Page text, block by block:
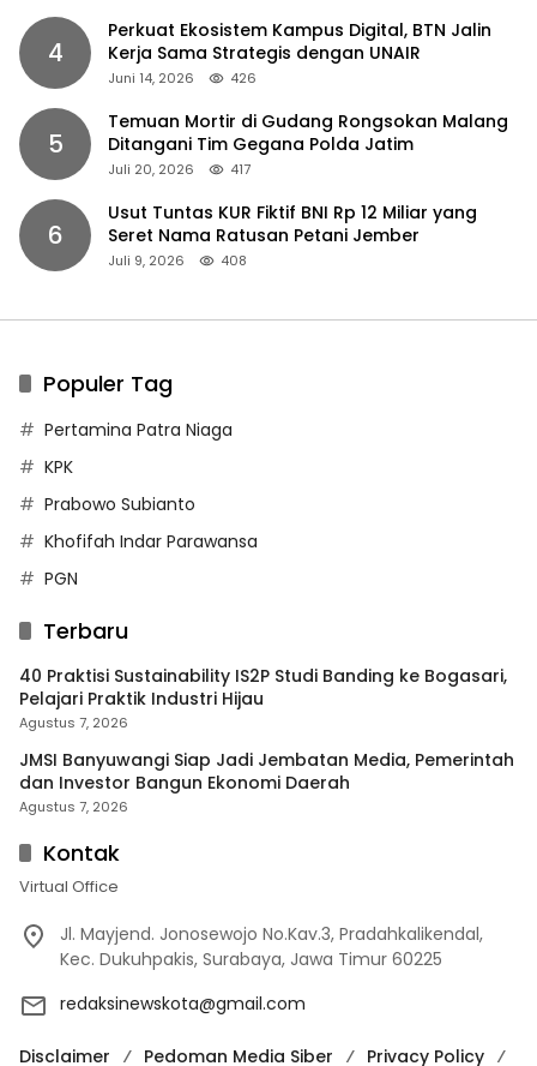
4
Perkuat Ekosistem Kampus Digital, BTN Jalin
Kerja Sama Strategis dengan UNAIR
Juni 14, 2026 426
5
Temuan Mortir di Gudang Rongsokan Malang
Ditangani Tim Gegana Polda Jatim
Juli 20, 2026 417
6
Usut Tuntas KUR Fiktif BNI Rp 12 Miliar yang
Seret Nama Ratusan Petani Jember
Juli 9, 2026 408
Populer Tag
Pertamina Patra Niaga
KPK
Prabowo Subianto
Khofifah Indar Parawansa
PGN
Terbaru
40 Praktisi Sustainability IS2P Studi Banding ke Bogasari,
Pelajari Praktik Industri Hijau
Agustus 7, 2026
JMSI Banyuwangi Siap Jadi Jembatan Media, Pemerintah
dan Investor Bangun Ekonomi Daerah
Agustus 7, 2026
Kontak
Virtual Office
Jl. Mayjend. Jonosewojo No.Kav.3, Pradahkalikendal,
Kec. Dukuhpakis, Surabaya, Jawa Timur 60225
redaksinewskota@gmail.com
Disclaimer Pedoman Media Siber Privacy Policy